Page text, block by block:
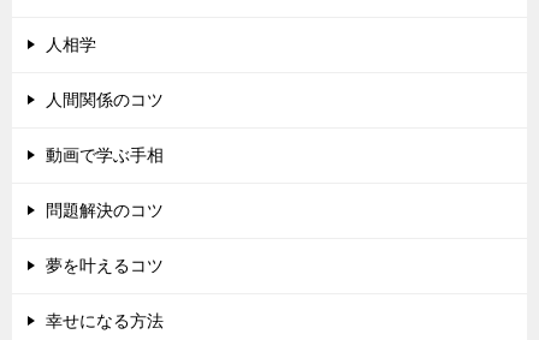
人相学
人間関係のコツ
動画で学ぶ手相
問題解決のコツ
夢を叶えるコツ
幸せになる方法